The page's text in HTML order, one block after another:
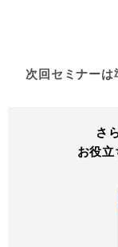
次回セミナーは
さ
お役